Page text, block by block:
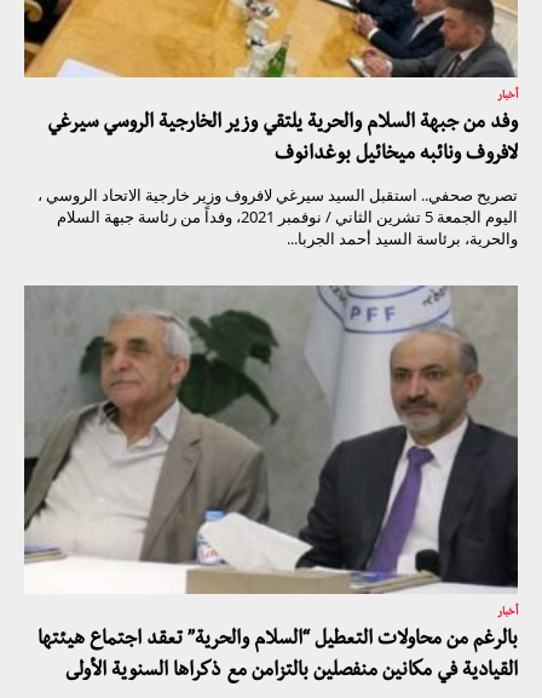
أخبار
وفد من جبهة السلام والحرية يلتقي وزير الخارجية الروسي سيرغي
لافروف ونائبه ميخائيل بوغدانوف
تصريح صحفي.. استقبل السيد سيرغي لافروف وزير خارجية الاتحاد الروسي ،
اليوم الجمعة 5 تشرين الثاني / نوفمبر 2021، وفداً من رئاسة جبهة السلام
والحرية، برئاسة السيد أحمد الجربا...
أخبار
بالرغم من محاولات التعطيل “السلام والحرية” تعقد اجتماع هيئتها
القيادية في مكانين منفصلين بالتزامن مع ذكراها السنوية الأولى